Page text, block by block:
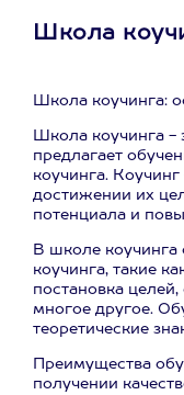
Школа
Школа коучинга:
Школа коучинга -
предлагает
коучинга.
достижении их
потенциала и
В школе коучинга
коучинга, такие
постановка
многое другое.
теоретические
Преимущества
получении